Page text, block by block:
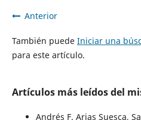
Anterior
También puede Iniciar una
para este artículo.
Artículos más leídos del
Andrés F. Arias Suesca,